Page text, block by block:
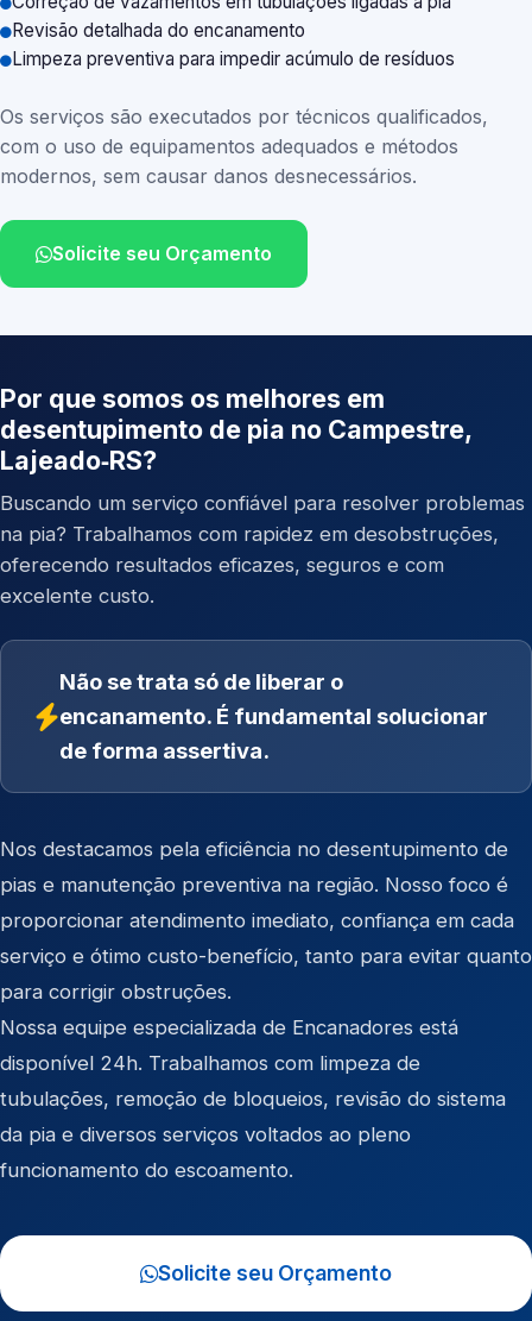
Revisão detalhada do encanamento
Limpeza preventiva para impedir acúmulo de resíduos
Os serviços são executados por técnicos qualificados,
com o uso de equipamentos adequados e métodos
modernos, sem causar danos desnecessários.
Solicite seu Orçamento
Por que somos os melhores em
desentupimento de pia no Campestre,
Lajeado‑RS?
Buscando um serviço confiável para resolver problemas
na pia? Trabalhamos com rapidez em desobstruções,
oferecendo resultados eficazes, seguros e com
excelente custo.
Não se trata só de liberar o
encanamento. É fundamental solucionar
de forma assertiva.
Nos destacamos pela eficiência no desentupimento de
pias e manutenção preventiva na região. Nosso foco é
proporcionar atendimento imediato, confiança em cada
serviço e ótimo custo-benefício, tanto para evitar quanto
para corrigir obstruções.
Nossa equipe especializada de Encanadores está
disponível 24h. Trabalhamos com limpeza de
tubulações, remoção de bloqueios, revisão do sistema
da pia e diversos serviços voltados ao pleno
funcionamento do escoamento.
Solicite seu Orçamento